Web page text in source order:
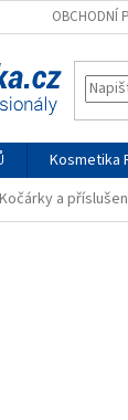
OBCHODNÍ
Kosmetika
Kočárky a